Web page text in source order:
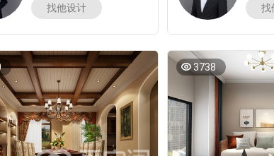
找他设计
找
3738